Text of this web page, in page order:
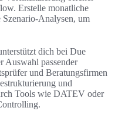
Erstelle monatliche
Analysen, um
dich bei Due
Auswahl passender
und Beratungsfirmen
und
Tools wie DATEV oder